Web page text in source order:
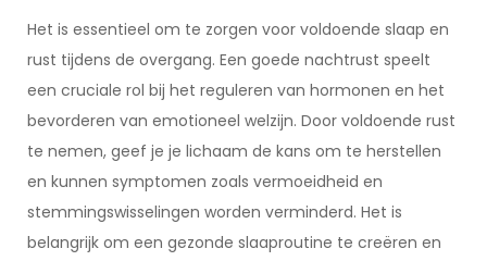
Het is essentieel om te zorgen voor voldoende slaap en
rust tijdens de overgang. Een goede nachtrust speelt
een cruciale rol bij het reguleren van hormonen en het
bevorderen van emotioneel welzijn. Door voldoende rust
te nemen, geef je je lichaam de kans om te herstellen
en kunnen symptomen zoals vermoeidheid en
stemmingswisselingen worden verminderd. Het is
belangrijk om een gezonde slaaproutine te creëren en